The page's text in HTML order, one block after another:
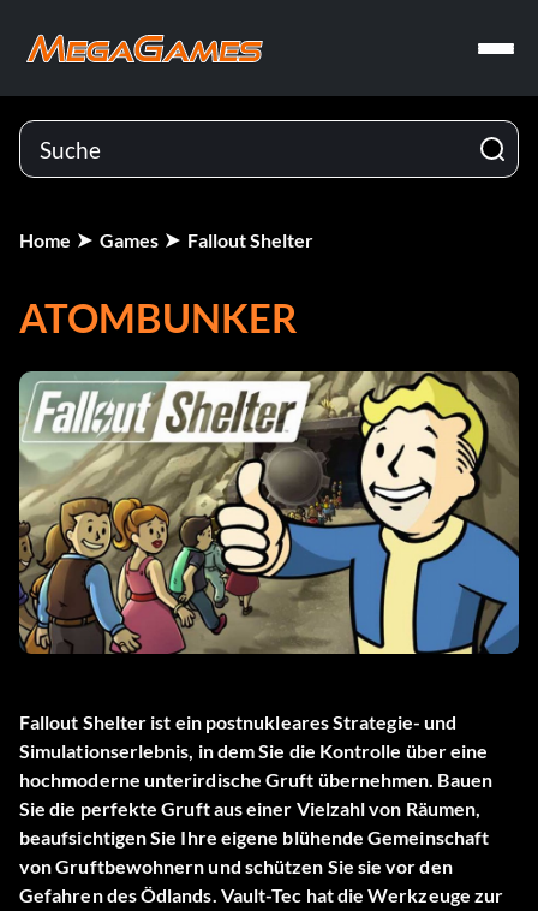
Home Games Fallout Shelter
ATOMBUNKER
Fallout Shelter ist ein postnukleares Strategie- und
Simulationserlebnis, in dem Sie die Kontrolle über eine
hochmoderne unterirdische Gruft übernehmen. Bauen
Sie die perfekte Gruft aus einer Vielzahl von Räumen,
beaufsichtigen Sie Ihre eigene blühende Gemeinschaft
von Gruftbewohnern und schützen Sie sie vor den
Gefahren des Ödlands. Vault-Tec hat die Werkzeuge zur